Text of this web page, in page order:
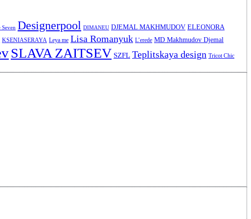
Seven Designerpool DIMANEU DJEMAL MAKHMUDOV ELEONORA
KSENIASERAYA Leya me Lisa Romanyuk L’erede MD Makhmudov Djemal
SLAVA ZAITSEV SZFL Teplitskaya design Tricot Chic